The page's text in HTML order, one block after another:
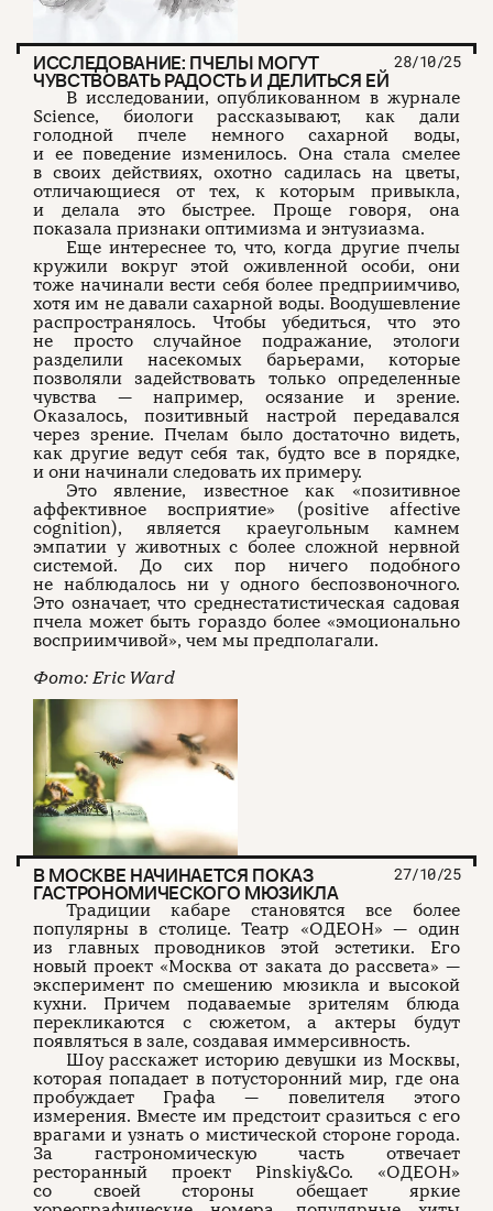
ИССЛЕДОВАНИЕ: ПЧЕЛЫ МОГУТ
ЧУВСТВОВАТЬ РАДОСТЬ И ДЕЛИТЬСЯ ЕЙ
28/10/25
В исследовании, опубликованном в журнале
Science, биологи рассказывают, как дали
голодной пчеле немного сахарной воды,
и ее поведение изменилось. Она стала смелее
в своих действиях, охотно садилась на цветы,
отличающиеся от тех, к которым привыкла,
и делала это быстрее. Проще говоря, она
показала признаки оптимизма и энтузиазма.
Еще интереснее то, что, когда другие пчелы
кружили вокруг этой оживленной особи, они
тоже начинали вести себя более предприимчиво,
хотя им не давали сахарной воды. Воодушевление
распространялось. Чтобы убедиться, что это
не просто случайное подражание, этологи
разделили насекомых барьерами, которые
позволяли задействовать только определенные
чувства — например, осязание и зрение.
Оказалось, позитивный настрой передавался
через зрение. Пчелам было достаточно видеть,
как другие ведут себя так, будто все в порядке,
и они начинали следовать их примеру.
Это явление, известное как «позитивное
аффективное восприятие» (positive affective
cognition), является краеугольным камнем
эмпатии у животных с более сложной нервной
системой. До сих пор ничего подобного
не наблюдалось ни у одного беспозвоночного.
Это означает, что среднестатистическая садовая
пчела может быть гораздо более «эмоционально
восприимчивой», чем мы предполагали.
Фото: Eric Ward
В МОСКВЕ НАЧИНАЕТСЯ ПОКАЗ
ГАСТРОНОМИЧЕСКОГО МЮЗИКЛА
27/10/25
Традиции кабаре становятся все более
популярны в столице. Театр «ОДЕОН» — один
из главных проводников этой эстетики. Его
новый проект «Москва от заката до рассвета» —
эксперимент по смешению мюзикла и высокой
кухни. Причем подаваемые зрителям блюда
перекликаются с сюжетом, а актеры будут
появляться в зале, создавая иммерсивность.
Шоу расскажет историю девушки из Москвы,
которая попадает в потусторонний мир, где она
пробуждает Графа — повелителя этого
измерения. Вместе им предстоит сразиться с его
врагами и узнать о мистической стороне города.
За гастрономическую часть отвечает
ресторанный проект Pinskiy&Co. «ОДЕОН»
со своей стороны обещает яркие